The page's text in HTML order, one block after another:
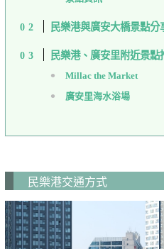
民樂港與廣安大橋景點分
民樂港、廣安里附近景點
Millac the Market
廣安里海水浴場
民樂港交通方式